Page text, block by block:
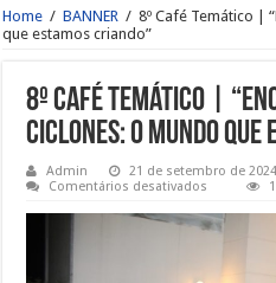
Home / BANNER / 8º Café Temático |
que estamos criando”
8º Café Temático |
ciclones: o mundo que
Admin 21 de setembro de 2024
Comentários desativados
Café
Temático
“Enchentes,